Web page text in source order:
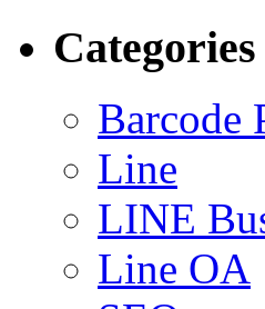
Categories
Barcode
Line
LINE
Line OA